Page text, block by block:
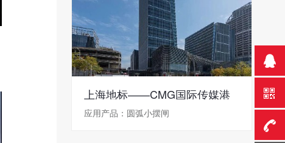
上海地标——CMG国际传媒港
应用产品：圆弧小摆闸